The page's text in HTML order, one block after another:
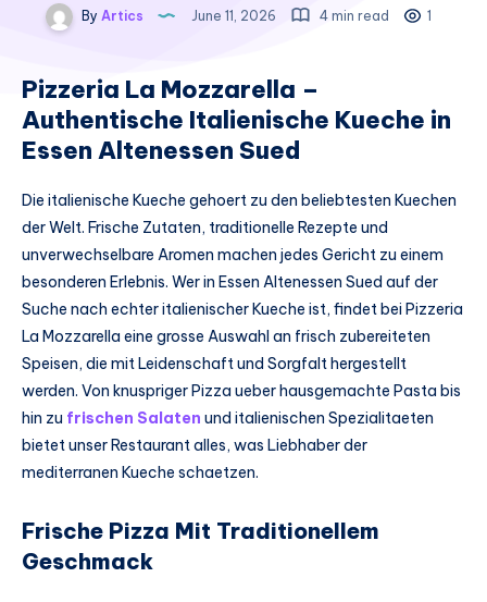
By Artics June 11, 2026 4 min read 1
Pizzeria La Mozzarella –
Authentische Italienische Kueche in
Essen Altenessen Sued
Die italienische Kueche gehoert zu den beliebtesten Kuechen
der Welt. Frische Zutaten, traditionelle Rezepte und
unverwechselbare Aromen machen jedes Gericht zu einem
besonderen Erlebnis. Wer in Essen Altenessen Sued auf der
Suche nach echter italienischer Kueche ist, findet bei Pizzeria
La Mozzarella eine grosse Auswahl an frisch zubereiteten
Speisen, die mit Leidenschaft und Sorgfalt hergestellt
werden. Von knuspriger Pizza ueber hausgemachte Pasta bis
hin zu frischen Salaten und italienischen Spezialitaeten
bietet unser Restaurant alles, was Liebhaber der
mediterranen Kueche schaetzen.
Frische Pizza Mit Traditionellem
Geschmack